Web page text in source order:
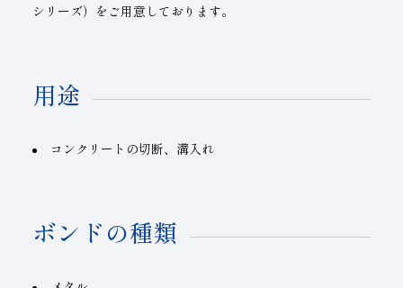
シリーズ）をご用意しております。
用途
コンクリートの切断、溝入れ
ボンドの種類